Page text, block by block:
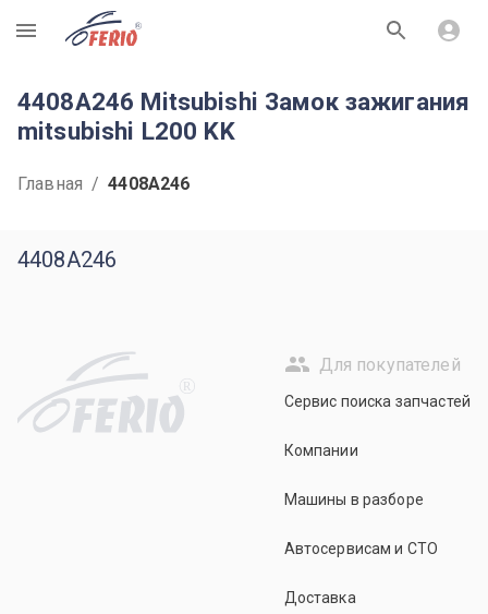
R
4408A246 Mitsubishi Замок зажигания
mitsubishi L200 KK
Главная / 4408A246
4408A246
R
Для покупателей
Сервис поиска запчастей
Компании
Машины в разборе
Автосервисам и СТО
Доставка